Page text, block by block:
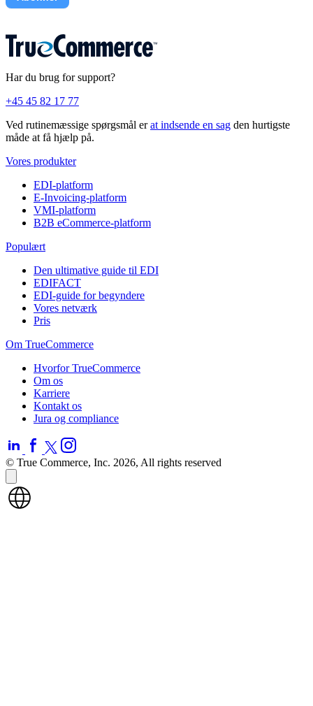
Har du brug for support?
+45 45 82 17 77
Ved rutinemæssige spørgsmål erat indsende en sag den hurtigste
måde at få hjælp på.
Vores produkter
EDI-platform
E-Invoicing-platform
VMI-platform
B2B eCommerce-platform
Populært
Den ultimative guide til EDI
EDIFACT
EDI-guide for begyndere
Vores netværk
Pris
Om TrueCommerce
Hvorfor TrueCommerce
Om os
Karriere
Kontakt os
Jura og compliance
© True Commerce, Inc. 2026, All rights reserved